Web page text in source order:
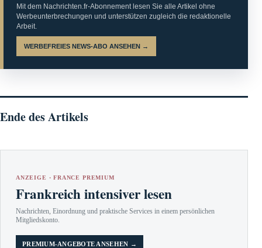
Mit dem Nachrichten.fr-Abonnement lesen Sie alle Artikel ohne
Werbeunterbrechungen und unterstützen zugleich die redaktionelle
Arbeit.
WERBEFREIES NEWS-ABO ANSEHEN →
Ende des Artikels
ANZEIGE · FRANCE PREMIUM
Frankreich intensiver lesen
Nachrichten, Einordnung und praktische Services in einem persönlichen
Mitgliedskonto.
PREMIUM-ANGEBOTE ANSEHEN →